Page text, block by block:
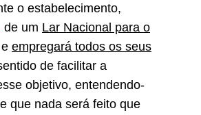
o estabelecimento,
de um Lar Nacional para o
empregará todos os seus
de facilitar a
objetivo, entendendo-
que nada será feito que